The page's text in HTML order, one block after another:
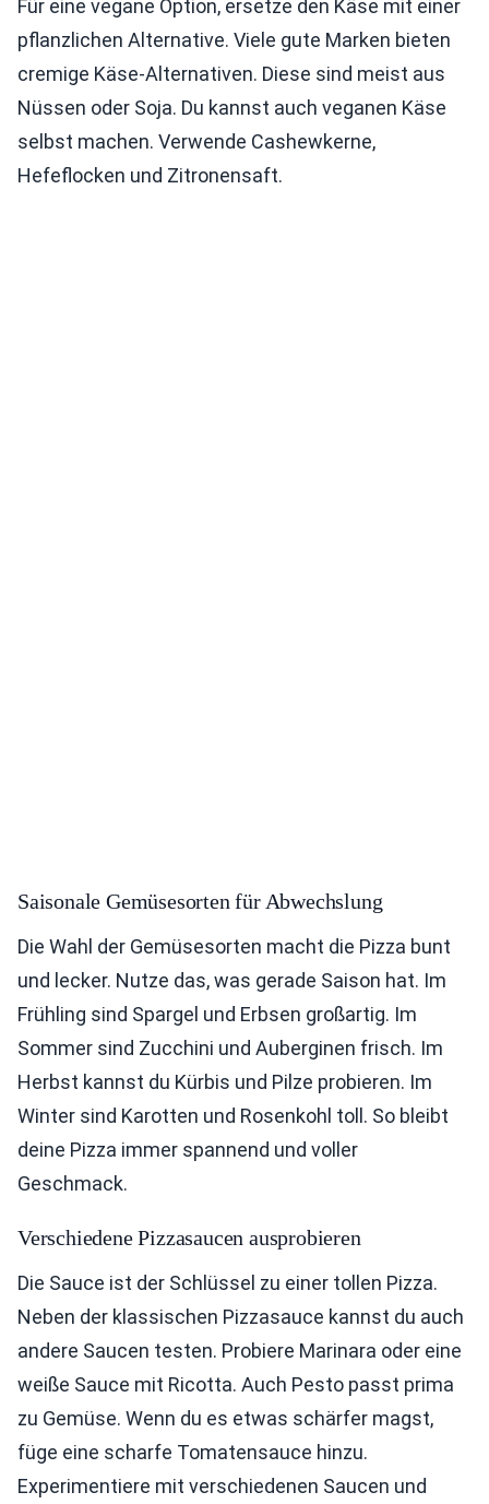
Für eine vegane Option, ersetze den Käse mit einer
pflanzlichen Alternative. Viele gute Marken bieten
cremige Käse-Alternativen. Diese sind meist aus
Nüssen oder Soja. Du kannst auch veganen Käse
selbst machen. Verwende Cashewkerne,
Hefeflocken und Zitronensaft.
Saisonale Gemüsesorten für Abwechslung
Die Wahl der Gemüsesorten macht die Pizza bunt
und lecker. Nutze das, was gerade Saison hat. Im
Frühling sind Spargel und Erbsen großartig. Im
Sommer sind Zucchini und Auberginen frisch. Im
Herbst kannst du Kürbis und Pilze probieren. Im
Winter sind Karotten und Rosenkohl toll. So bleibt
deine Pizza immer spannend und voller
Geschmack.
Verschiedene Pizzasaucen ausprobieren
Die Sauce ist der Schlüssel zu einer tollen Pizza.
Neben der klassischen Pizzasauce kannst du auch
andere Saucen testen. Probiere Marinara oder eine
weiße Sauce mit Ricotta. Auch Pesto passt prima
zu Gemüse. Wenn du es etwas schärfer magst,
füge eine scharfe Tomatensauce hinzu.
Experimentiere mit verschiedenen Saucen und